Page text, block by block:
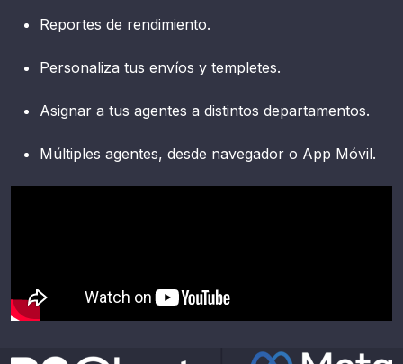
Reportes de rendimiento.
Personaliza tus envíos y templetes.
Asignar a tus agentes a distintos departamentos.
Múltiples agentes, desde navegador o App Móvil.